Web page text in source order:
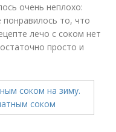
очень неплохо:
то, что
лечо с соком нет
просто и